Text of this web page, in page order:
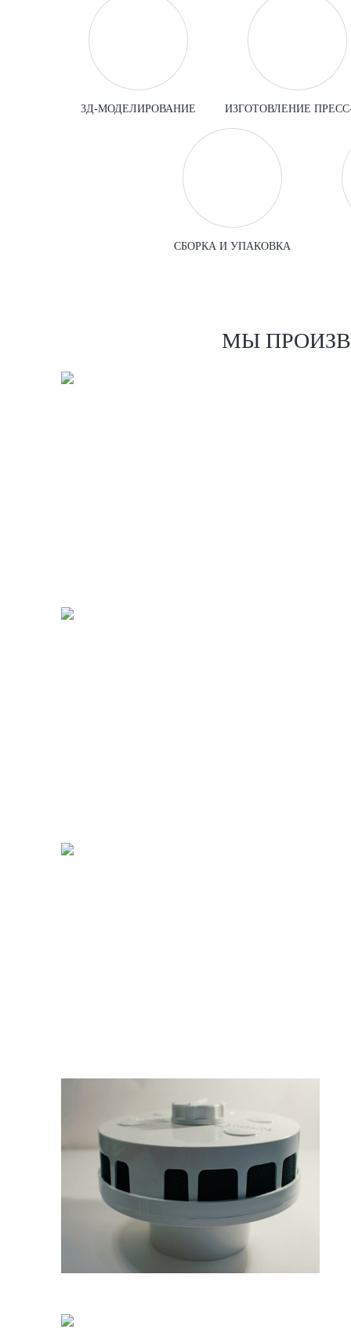
3Д-МОДЕЛИРОВАНИЕ ИЗГОТОВЛЕНИЕ
СБОРКА И УПАКОВКА
МЫ